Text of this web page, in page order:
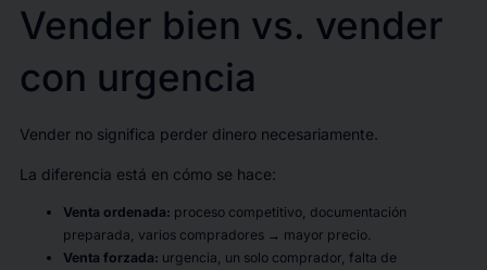
Vender bien vs. vender
con urgencia
Vender no significa perder dinero necesariamente.
La diferencia está en cómo se hace:
Venta ordenada: proceso competitivo, documentación
preparada, varios compradores → mayor precio.
Venta forzada: urgencia, un solo comprador, falta de